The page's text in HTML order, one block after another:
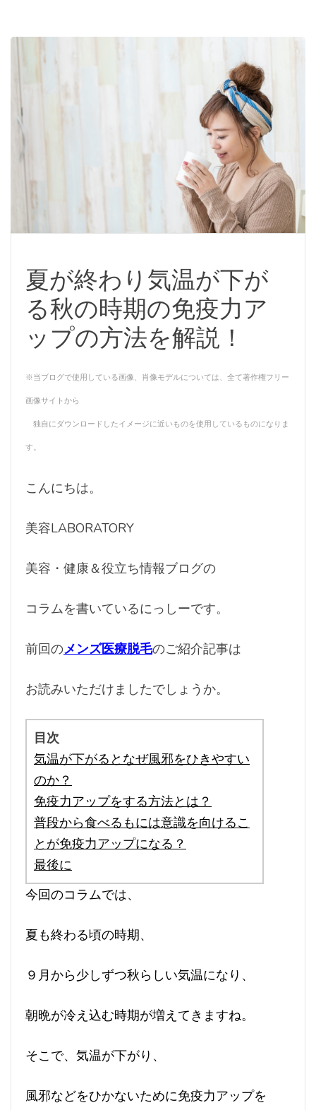
夏が終わり気温が下が
る秋の時期の免疫力ア
ップの方法を解説！
※当ブログで使用している画像、肖像モデルについては、全て著作権フリー
画像サイトから
独自にダウンロードしたイメージに近いものを使用しているものになりま
す。
こんにちは。
美容LABORATORY
美容・健康＆役立ち情報ブログの
コラムを書いているにっしーです。
前回のメンズ医療脱毛のご紹介記事は
お読みいただけましたでしょうか。
目次
気温が下がるとなぜ風邪をひきやすい
のか？
免疫力アップをする方法とは？
普段から食べるもには意識を向けるこ
とが免疫力アップになる？
最後に
今回のコラムでは、
夏も終わる頃の時期、
９月から少しずつ秋らしい気温になり、
朝晩が冷え込む時期が増えてきますね。
そこで、気温が下がり、
風邪などをひかないために免疫力アップを